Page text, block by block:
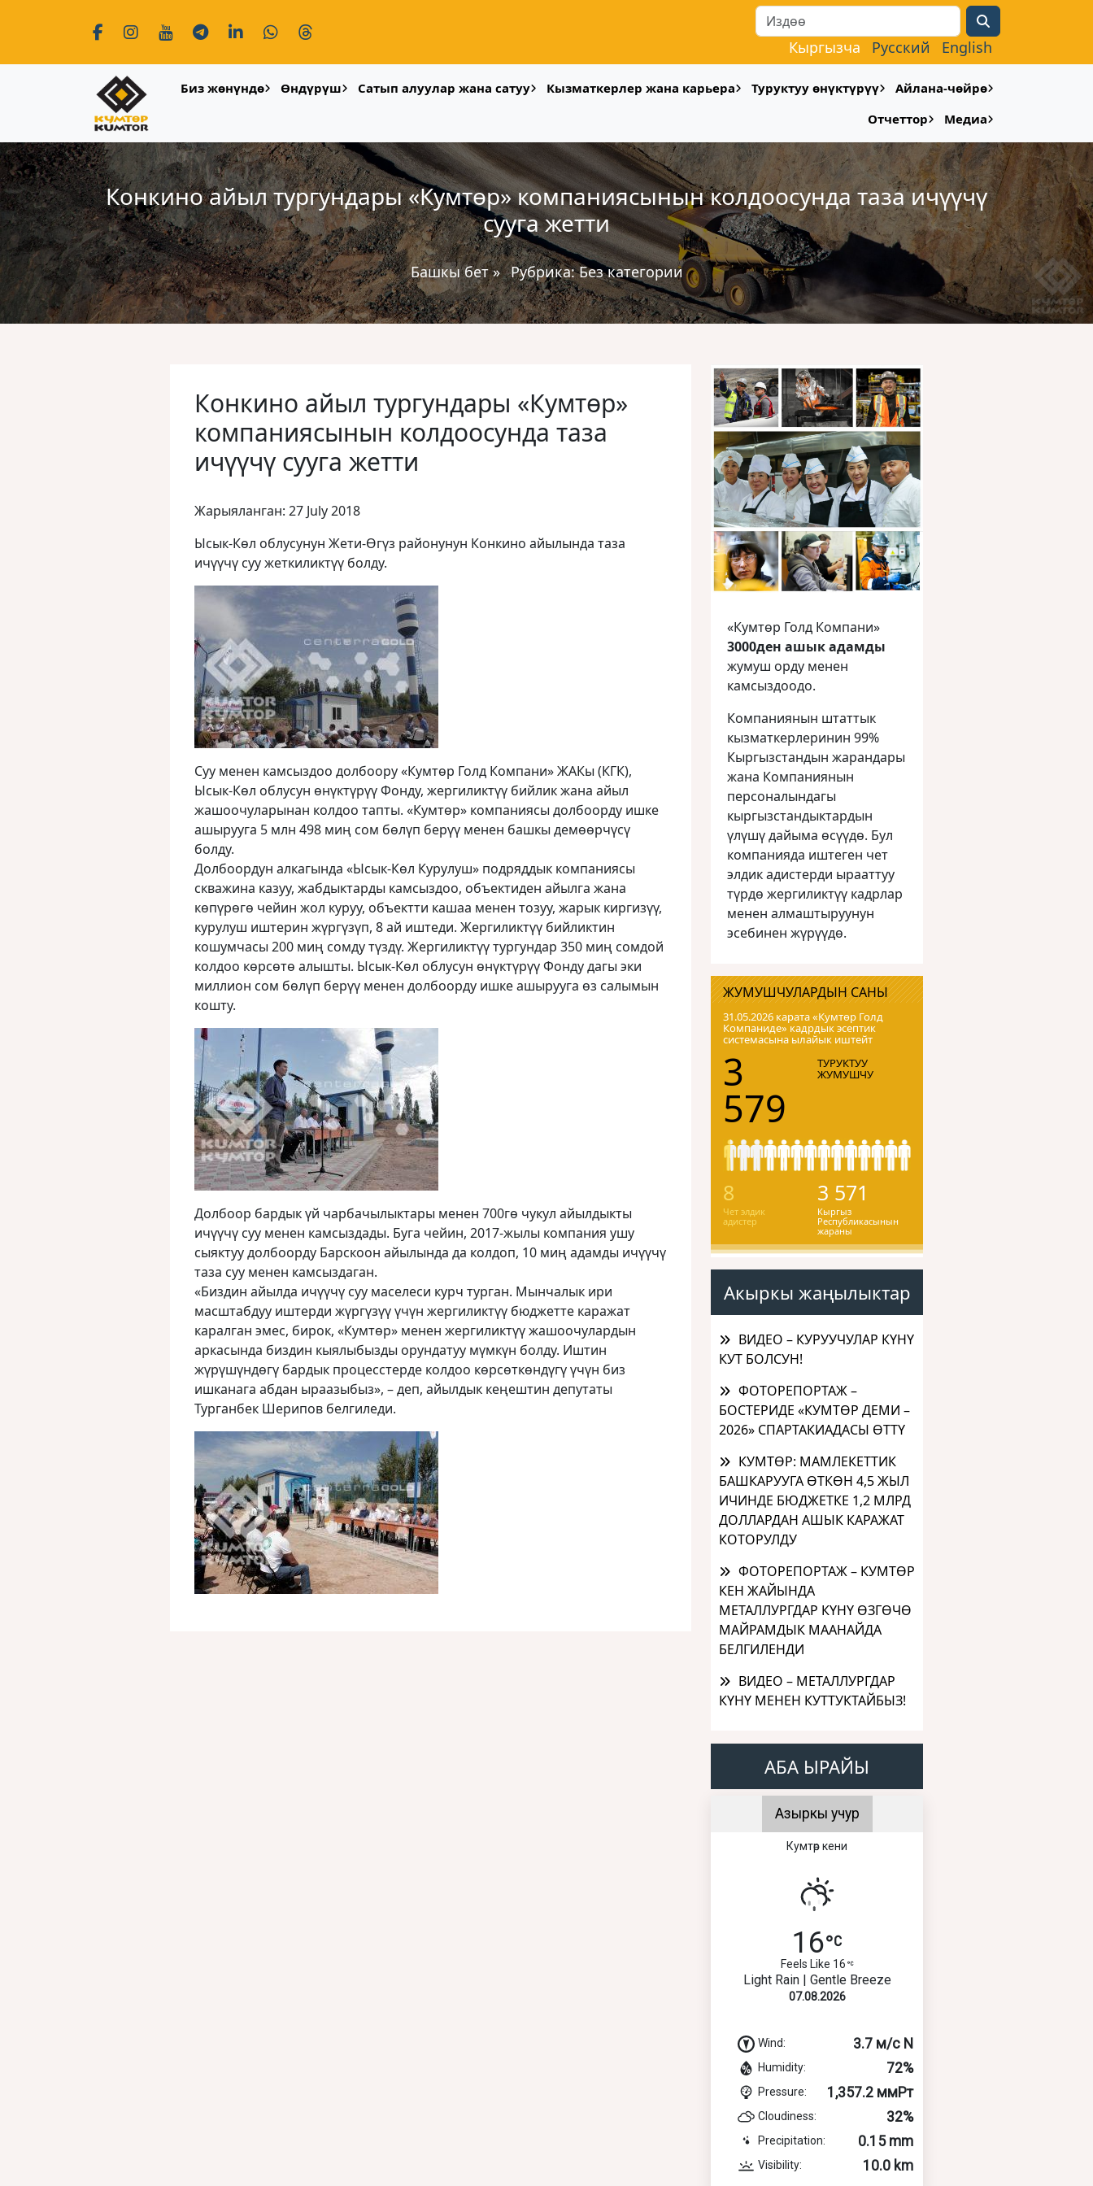
Search
Кыргызча Русский English
Биз жөнүндө Өндүрүш Сатып алуулар жана сатуу Кызматкерлер жана карьера Туруктуу өнүктүрүү
Айлана-чөйрө
Отчеттор
Медиа
Конкино айыл тургундары «Кумтөр» компаниясынын колдоосунда таза ичүүчү
сууга жетти
Башкы бет» Рубрика:Без категории
Конкино айыл тургундары «Кумтөр»
компаниясынын колдоосунда таза
ичүүчү сууга жетти
Жарыяланган: 27 July 2018
Ысык-Көл облусунун Жети-Өгүз районунун Конкино айылында таза
ичүүчү суу жеткиликтүү болду.
Суу менен камсыздоо долбоору «Кумтөр Голд Компани» ЖАКы (КГК),
Ысык-Көл облусун өнүктүрүү Фонду, жергиликтүү бийлик жана айыл
жашоочуларынан колдоо тапты. «Кумтөр» компаниясы долбоорду ишке
ашырууга 5 млн 498 миң сом бөлүп берүү менен башкы демөөрчүсү
болду.
Долбоордун алкагында «Ысык-Көл Курулуш» подряддык компаниясы
скважина казуу, жабдыктарды камсыздоо, объектиден айылга жана
көпүрөгө чейин жол куруу, объектти кашаа менен тозуу, жарык киргизүү,
курулуш иштерин жүргүзүп, 8 ай иштеди. Жергиликтүү бийликтин
кошумчасы 200 миң сомду түздү. Жергиликтүү тургундар 350 миң сомдой
колдоо көрсөтө алышты. Ысык-Көл облусун өнүктүрүү Фонду дагы эки
миллион сом бөлүп берүү менен долбоорду ишке ашырууга өз салымын
кошту.
Долбоор бардык үй чарбачылыктары менен 700гө чукул айылдыкты
ичүүчү суу менен камсыздады. Буга чейин, 2017-жылы компания ушу
сыяктуу долбоорду Барскоон айылында да колдоп, 10 миң адамды ичүүчү
таза суу менен камсыздаган.
«Биздин айылда ичүүчү суу маселеси курч турган. Мынчалык ири
масштабдуу иштерди жүргүзүү үчүн жергиликтүү бюджетте каражат
каралган эмес, бирок, «Кумтөр» менен жергиликтүү жашоочулардын
аркасында биздин кыялыбызды орундатуу мүмкүн болду. Иштин
жүрүшүндөгү бардык процесстерде колдоо көрсөткөндүгү үчүн биз
ишканага абдан ыраазыбыз», – деп, айылдык кеңештин депутаты
Турганбек Шерипов белгиледи.
«Кумтөр Голд Компани»
3000ден ашык адамды
жумуш орду менен
камсыздоодо.
Компаниянын штаттык
кызматкерлеринин 99%
Кыргызстандын жарандары
жана Компаниянын
персоналындагы
кыргызстандыктардын
үлүшү дайыма өсүүдө. Бул
компанияда иштеген чет
элдик адистерди ырааттуу
түрдө жергиликтүү кадрлар
менен алмаштыруунун
эсебинен жүрүүдө.
ЖУМУШЧУЛАРДЫН САНЫ
31.05.2026 карата «Кумтɵр Голд
Компаниде» кадрдык эсептик
системасына ылайык иштейт
3
579
ТУРУКТУУ
ЖУМУШЧУ
8
Чет элдик
адистер
3 571
Кыргыз
Республикасынын
жараны
Акыркы жаңылыктар
ВИДЕО – КУРУУЧУЛАР КҮНҮ
КУТ БОЛСУН!
ФОТОРЕПОРТАЖ –
БОСТЕРИДЕ «КУМТӨР ДЕМИ –
2026» СПАРТАКИАДАСЫ ӨТТҮ
КУМТӨР: МАМЛЕКЕТТИК
БАШКАРУУГА ӨТКӨН 4,5 ЖЫЛ
ИЧИНДЕ БЮДЖЕТКЕ 1,2 МЛРД
ДОЛЛАРДАН АШЫК КАРАЖАТ
КОТОРУЛДУ
ФОТОРЕПОРТАЖ – КУМТӨР
КЕН ЖАЙЫНДА
МЕТАЛЛУРГДАР КҮНҮ ӨЗГӨЧӨ
МАЙРАМДЫК МААНАЙДА
БЕЛГИЛЕНДИ
ВИДЕО – МЕТАЛЛУРГДАР
КҮНҮ МЕНЕН КУТТУКТАЙБЫЗ!
АБА ЫРАЙЫ
Азыркы учур
Кумтөр кени
16
Feels Like 16
Light Rain | Gentle Breeze
07.08.2026
Wind: 3.7 м/с N
Humidity: 72%
Pressure: 1,357.2 ммРт
Cloudiness: 32%
Precipitation: 0.15 mm
Visibility: 10.0 km